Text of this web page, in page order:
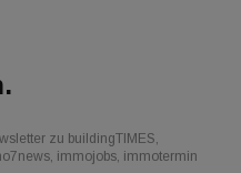
zu buildingTIMES,
immojobs, immotermin